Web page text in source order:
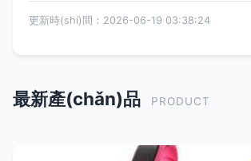
更新時(shí)間：2026-06-19 03:38:24
最新產(chǎn)品 PRODUCT